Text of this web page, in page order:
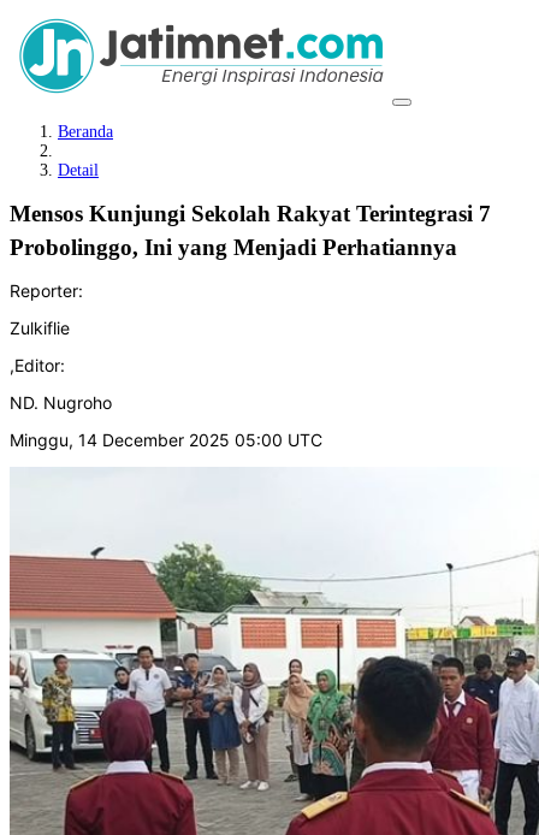
Beranda
Detail
Mensos Kunjungi Sekolah Rakyat Terintegrasi 7
Probolinggo, Ini yang Menjadi Perhatiannya
Reporter:
Zulkiflie
,Editor:
ND. Nugroho
Minggu, 14 December 2025 05:00 UTC